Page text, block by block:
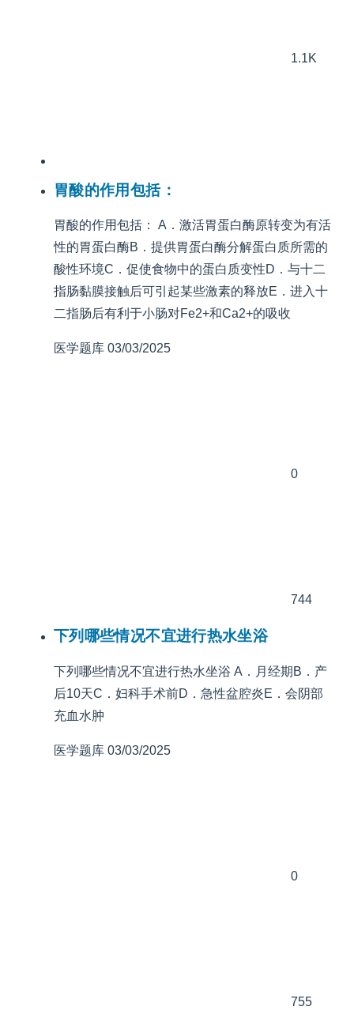
1.1K
胃酸的作用包括：
胃酸的作用包括： A．激活胃蛋白酶原转变为有活
性的胃蛋白酶B．提供胃蛋白酶分解蛋白质所需的
酸性环境C．促使食物中的蛋白质变性D．与十二
指肠黏膜接触后可引起某些激素的释放E．进入十
二指肠后有利于小肠对Fe2+和Ca2+的吸收
医学题库 03/03/2025
0
744
下列哪些情况不宜进行热水坐浴
下列哪些情况不宜进行热水坐浴 A．月经期B．产
后10天C．妇科手术前D．急性盆腔炎E．会阴部
充血水肿
医学题库 03/03/2025
0
755